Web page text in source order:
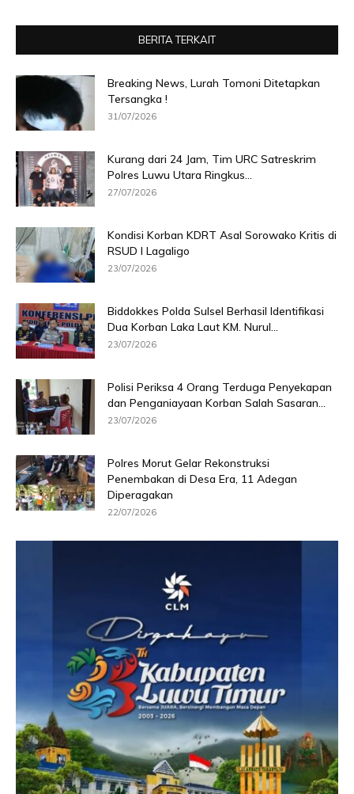
BERITA TERKAIT
Breaking News, Lurah Tomoni Ditetapkan
Tersangka !
31/07/2026
Kurang dari 24 Jam, Tim URC Satreskrim
Polres Luwu Utara Ringkus...
27/07/2026
Kondisi Korban KDRT Asal Sorowako Kritis di
RSUD I Lagaligo
23/07/2026
Biddokkes Polda Sulsel Berhasil Identifikasi
Dua Korban Laka Laut KM. Nurul...
23/07/2026
Polisi Periksa 4 Orang Terduga Penyekapan
dan Penganiayaan Korban Salah Sasaran...
23/07/2026
Polres Morut Gelar Rekonstruksi
Penembakan di Desa Era, 11 Adegan
Diperagakan
22/07/2026